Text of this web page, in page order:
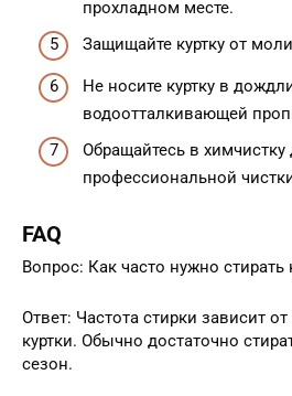
прохладном месте.
Защищайте куртку от
Не носите куртку в
водоотталкивающей
Обращайтесь в химчистку
профессиональной
FAQ
Вопрос: Как часто нужно стирать
Ответ: Частота стирки зависит
куртки. Обычно достаточно
сезон.